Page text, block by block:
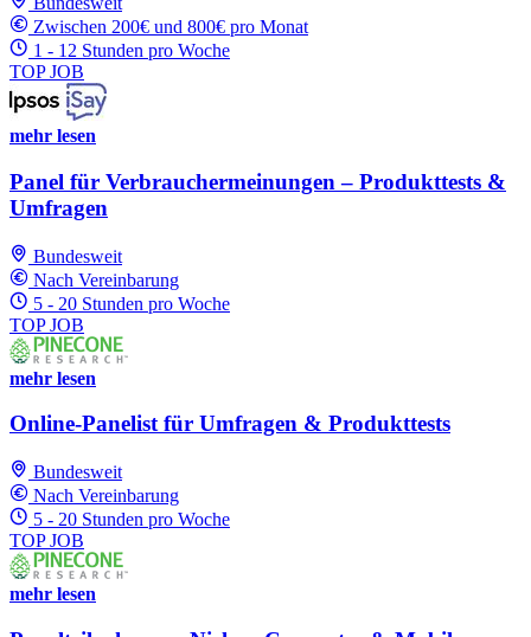
Zwischen 200€ und 800€ pro Monat
1 - 12 Stunden pro Woche
TOP JOB
mehr lesen
Panel für Verbrauchermeinungen – Produkttests &
Umfragen
Bundesweit
Nach Vereinbarung
5 - 20 Stunden pro Woche
TOP JOB
mehr lesen
Online-Panelist für Umfragen & Produkttests
Bundesweit
Nach Vereinbarung
5 - 20 Stunden pro Woche
TOP JOB
mehr lesen